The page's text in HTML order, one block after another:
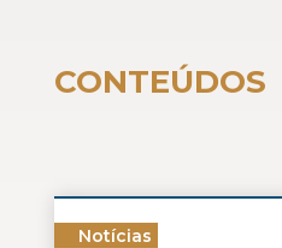
CONTEÚDOS
Notícias